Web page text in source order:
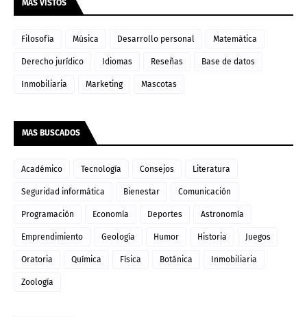
MAS VISTOS
Filosofía Música Desarrollo personal Matemática
Derecho jurídico Idiomas Reseñas Base de datos
Inmobiliaria Marketing Mascotas
MAS BUSCADOS
Académico Tecnología Consejos Literatura
Seguridad informática Bienestar Comunicación
Programación Economía Deportes Astronomía
Emprendimiento Geología Humor Historia Juegos
Oratoria Química Física Botánica Inmobiliaria
Zoología